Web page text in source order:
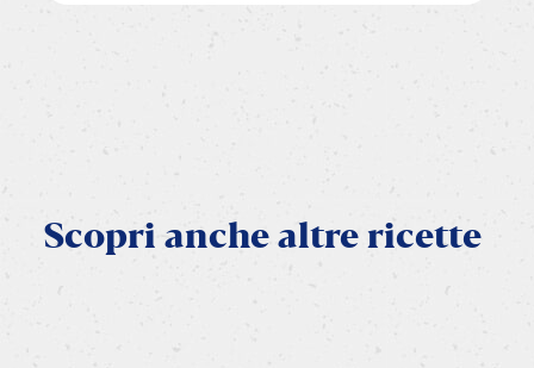
Scopri anche altre ricette